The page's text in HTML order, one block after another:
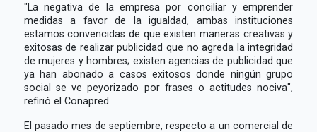
"La negativa de la empresa por conciliar y emprender
medidas a favor de la igualdad, ambas instituciones
estamos convencidas de que existen maneras creativas y
exitosas de realizar publicidad que no agreda la integridad
de mujeres y hombres; existen agencias de publicidad que
ya han abonado a casos exitosos donde ningún grupo
social se ve peyorizado por frases o actitudes nociva",
refirió el Conapred.
El pasado mes de septiembre, respecto a un comercial de